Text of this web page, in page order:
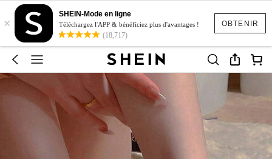
OBTENIR
×
SHEIN-Mode en ligne
Téléchargez l'APP & bénéficiez plus d'avantages !
(18,717)